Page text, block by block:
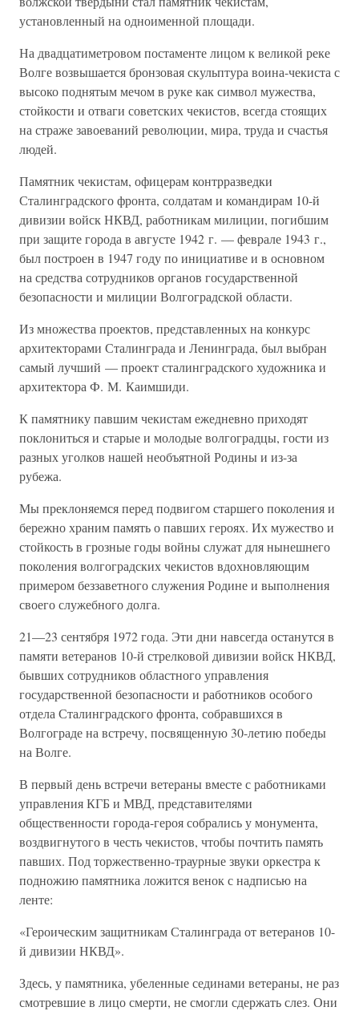
установленный на одноименной площади.
На двадцатиметровом постаменте лицом к великой реке
Волге возвышается бронзовая скульптура воина-чекиста с
высоко поднятым мечом в руке как символ мужества,
стойкости и отваги советских чекистов, всегда стоящих
на страже завоеваний революции, мира, труда и счастья
людей.
Памятник чекистам, офицерам контрразведки
Сталинградского фронта, солдатам и командирам 10-й
дивизии войск НКВД, работникам милиции, погибшим
при защите города в августе 1942 г. — феврале 1943 г.,
был построен в 1947 году по инициативе и в основном
на средства сотрудников органов государственной
безопасности и милиции Волгоградской области.
Из множества проектов, представленных на конкурс
архитекторами Сталинграда и Ленинграда, был выбран
самый лучший — проект сталинградского художника и
архитектора Ф. М. Каимшиди.
К памятнику павшим чекистам ежедневно приходят
поклониться и старые и молодые волгоградцы, гости из
разных уголков нашей необъятной Родины и из-за
рубежа.
Мы преклоняемся перед подвигом старшего поколения и
бережно храним память о павших героях. Их мужество и
стойкость в грозные годы войны служат для нынешнего
поколения волгоградских чекистов вдохновляющим
примером беззаветного служения Родине и выполнения
своего служебного долга.
21—23 сентября 1972 года. Эти дни навсегда останутся в
памяти ветеранов 10-й стрелковой дивизии войск НКВД,
бывших сотрудников областного управления
государственной безопасности и работников особого
отдела Сталинградского фронта, собравшихся в
Волгограде на встречу, посвященную 30-летию победы
на Волге.
В первый день встречи ветераны вместе с работниками
управления КГБ и МВД, представителями
общественности города-героя собрались у монумента,
воздвигнутого в честь чекистов, чтобы почтить память
павших. Под торжественно-траурные звуки оркестра к
подножию памятника ложится венок с надписью на
ленте:
«Героическим защитникам Сталинграда от ветеранов 10-
й дивизии НКВД».
Здесь, у памятника, убеленные сединами ветераны, не раз
смотревшие в лицо смерти, не смогли сдержать слез. Они